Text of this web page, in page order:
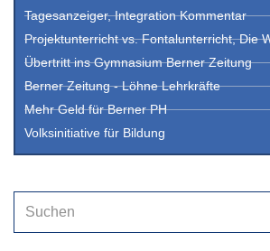
Tagesanzeiger, Integration Kommentar
Projektunterricht vs. Fontalunterricht, Die
Übertritt ins Gymnasium Berner Zeitung
Berner Zeitung - Löhne Lehrkräfte
Mehr Geld für Berner PH
Volksinitiative für Bildung